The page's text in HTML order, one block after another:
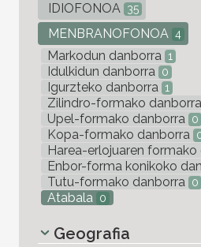
IDIOFONOA 35
MENBRANOFONOA 4
Markodun danborra 1
Idulkidun danborra 0
Igurzteko danborra 1
Zilindro-formako danborra
Upel-formako danborra 0
Kopa-formako danborra
Harea-erlojuaren formako
Enbor-forma konikoko
Tutu-formako danborra 0
Atabala 0
Geografia